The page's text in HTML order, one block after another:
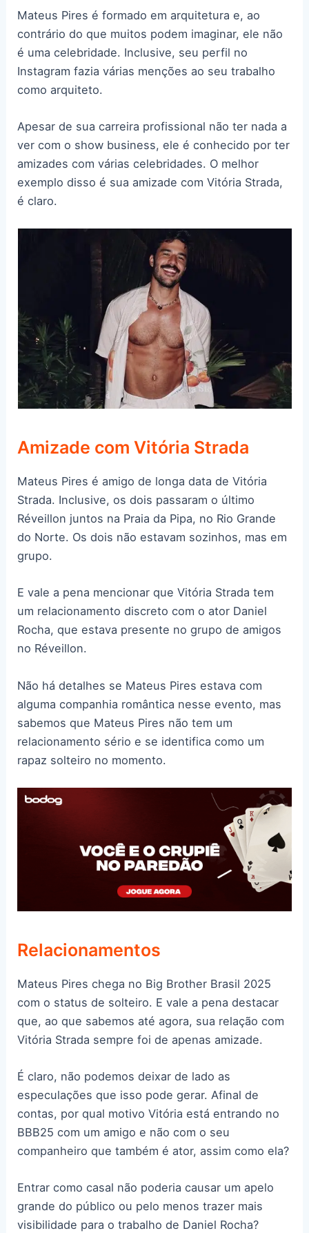
Mateus Pires é formado em arquitetura e, ao
contrário do que muitos podem imaginar, ele não
é uma celebridade. Inclusive, seu perfil no
Instagram fazia várias menções ao seu trabalho
como arquiteto.
Apesar de sua carreira profissional não ter nada a
ver com o show business, ele é conhecido por ter
amizades com várias celebridades. O melhor
exemplo disso é sua amizade com Vitória Strada,
é claro.
Amizade com Vitória Strada
Mateus Pires é amigo de longa data de Vitória
Strada. Inclusive, os dois passaram o último
Réveillon juntos na Praia da Pipa, no Rio Grande
do Norte. Os dois não estavam sozinhos, mas em
grupo.
E vale a pena mencionar que Vitória Strada tem
um relacionamento discreto com o ator Daniel
Rocha, que estava presente no grupo de amigos
no Réveillon.
Não há detalhes se Mateus Pires estava com
alguma companhia romântica nesse evento, mas
sabemos que Mateus Pires não tem um
relacionamento sério e se identifica como um
rapaz solteiro no momento.
Relacionamentos
Mateus Pires chega no Big Brother Brasil 2025
com o status de solteiro. E vale a pena destacar
que, ao que sabemos até agora, sua relação com
Vitória Strada sempre foi de apenas amizade.
É claro, não podemos deixar de lado as
especulações que isso pode gerar. Afinal de
contas, por qual motivo Vitória está entrando no
BBB25 com um amigo e não com o seu
companheiro que também é ator, assim como ela?
Entrar como casal não poderia causar um apelo
grande do público ou pelo menos trazer mais
visibilidade para o trabalho de Daniel Rocha?